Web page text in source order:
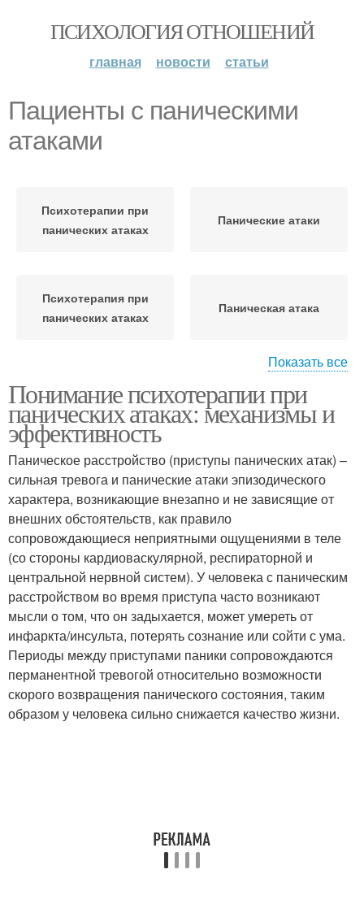
ПСИХОЛОГИЯ ОТНОШЕНИЙ
главная новости статьи
Пациенты с паническими
атаками
Психотерапии при
панических атаках
Панические атаки
Психотерапия при
панических атаках
Паническая атака
Атаки по сравнению
Показать все
Понимание психотерапии при
панических атаках: механизмы и
эффективность
Паническое расстройство (приступы панических атак) –
сильная тревога и панические атаки эпизодического
характера, возникающие внезапно и не зависящие от
внешних обстоятельств, как правило
сопровождающиеся неприятными ощущениями в теле
(со стороны кардиоваскулярной, респираторной и
центральной нервной систем). У человека с паническим
расстройством во время приступа часто возникают
мысли о том, что он задыхается, может умереть от
инфаркта/инсульта, потерять сознание или сойти с ума.
Периоды между приступами паники сопровождаются
перманентной тревогой относительно возможности
скорого возвращения панического состояния, таким
образом у человека сильно снижается качество жизни.